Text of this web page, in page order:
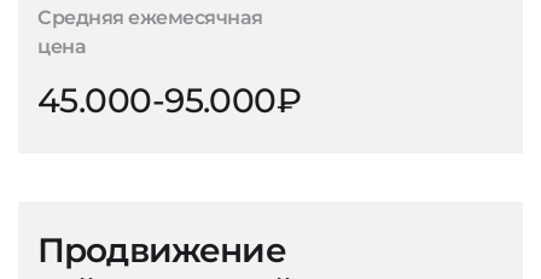
Средняя ежемесячная
цена
45.000-95.000₽
Продвижение